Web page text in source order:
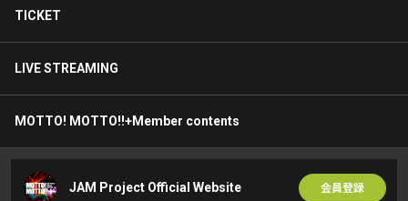
TICKET
LIVE STREAMING
MOTTO! MOTTO!!+Member contents
JAM Project Official Website 会員登録